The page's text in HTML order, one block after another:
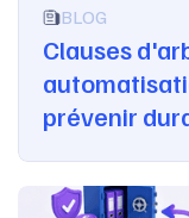
BLOG
Clauses
prévenir